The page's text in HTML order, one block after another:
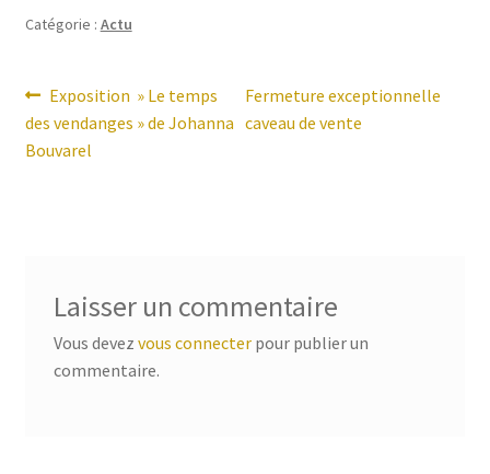
Catégorie : Actu
Navigation
de
Article
précédent :
Exposition » Le temps
des vendanges » de Johanna
Bouvarel
Article
suivant :
Fermeture exceptionnelle
caveau de vente
Laisser un commentaire
Vous devez vous connecterpour publier un
commentaire.